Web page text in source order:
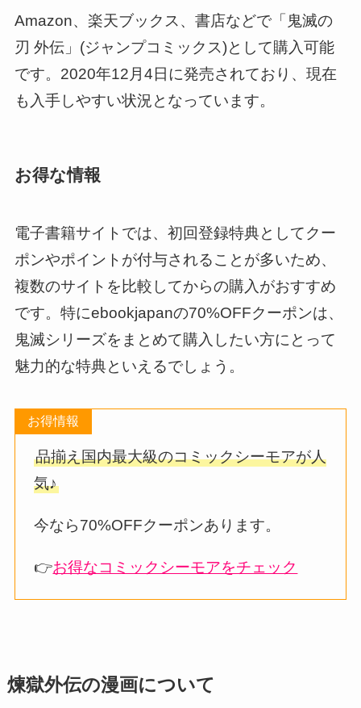
Amazon、楽天ブックス、書店などで「鬼滅の
刃 外伝」(ジャンプコミックス)として購入可能
です。2020年12月4日に発売されており、現在
も入手しやすい状況となっています。
お得な情報
電子書籍サイトでは、初回登録特典としてクー
ポンやポイントが付与されることが多いため、
複数のサイトを比較してからの購入がおすすめ
です。特にebookjapanの70%OFFクーポンは、
鬼滅シリーズをまとめて購入したい方にとって
魅力的な特典といえるでしょう。
お得情報
品揃え国内最大級のコミックシーモアが人
気♪
今なら70%OFFクーポンあります。
👉お得なコミックシーモアをチェック
煉獄外伝の漫画について